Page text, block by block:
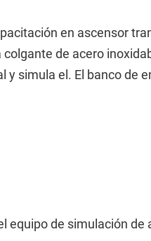
en ascensor
de acero
simula el. El banco
de simulación